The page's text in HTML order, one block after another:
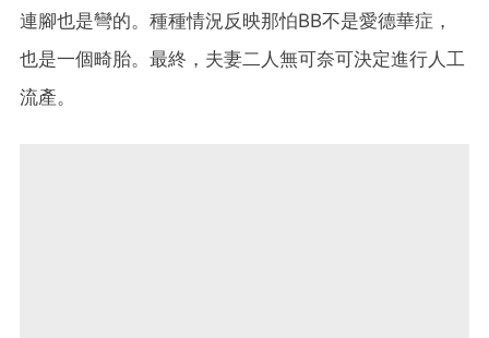
連腳也是彎的。種種情況反映那怕BB不是愛德華症，
也是一個畸胎。最終，夫妻二人無可奈可決定進行人工
流產。